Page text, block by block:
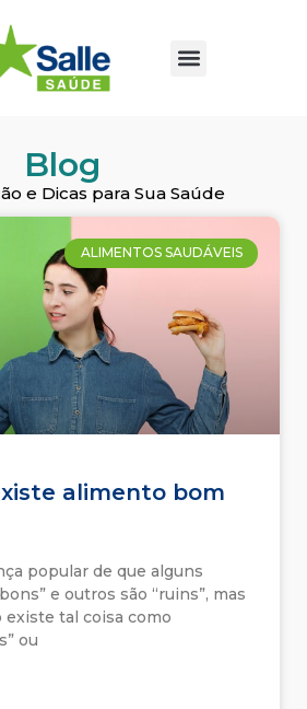
Blog
e Dicas para Sua Saúde
ALIMENTOS SAUDÁVEIS
alimento bom
popular de que alguns
e outros são “ruins”, mas
existe tal coisa como
ou